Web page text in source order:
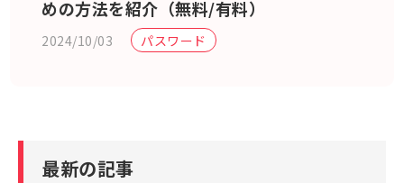
めの方法を紹介（無料/有料）
2024/10/03 パスワード
最新の記事